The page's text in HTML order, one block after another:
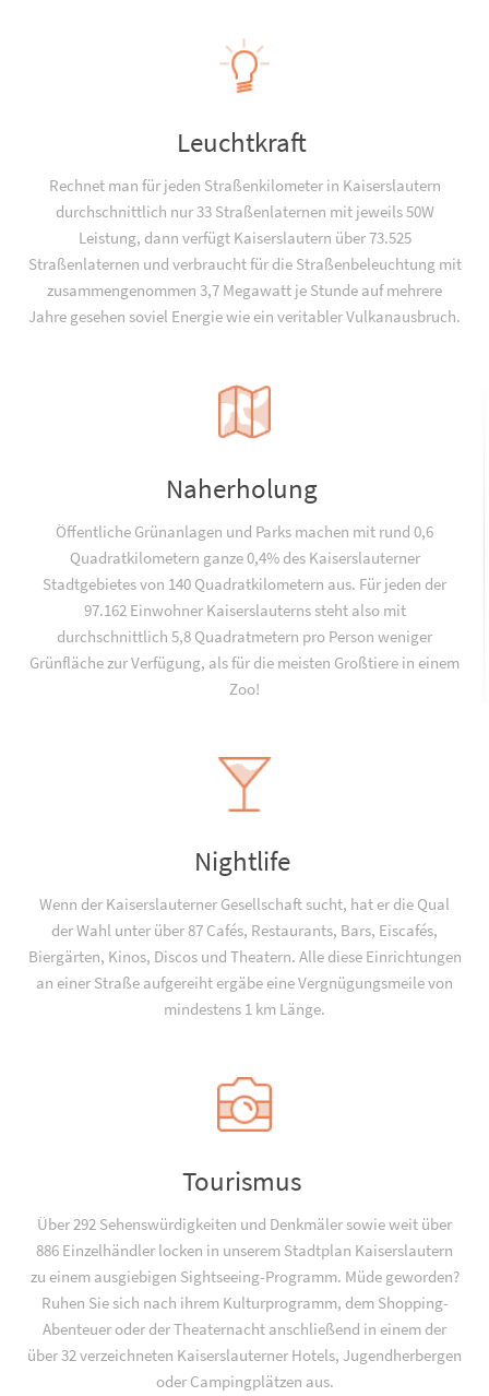
Leuchtkraft
Rechnet man für jeden Straßenkilometer in Kaiserslautern
durchschnittlich nur 33 Straßenlaternen mit jeweils 50W
Leistung, dann verfügt Kaiserslautern über 73.525
Straßenlaternen und verbraucht für die Straßenbeleuchtung mit
zusammengenommen 3,7 Megawatt je Stunde auf mehrere
Jahre gesehen soviel Energie wie ein veritabler Vulkanausbruch.
Naherholung
Öffentliche Grünanlagen und Parks machen mit rund 0,6
Quadratkilometern ganze 0,4% des Kaiserslauterner
Stadtgebietes von 140 Quadratkilometern aus. Für jeden der
97.162 Einwohner Kaiserslauterns steht also mit
durchschnittlich 5,8 Quadratmetern pro Person weniger
Grünfläche zur Verfügung, als für die meisten Großtiere in einem
Zoo!
Nightlife
Wenn der Kaiserslauterner Gesellschaft sucht, hat er die Qual
der Wahl unter über 87 Cafés, Restaurants, Bars, Eiscafés,
Biergärten, Kinos, Discos und Theatern. Alle diese Einrichtungen
an einer Straße aufgereiht ergäbe eine Vergnügungsmeile von
mindestens 1 km Länge.
Tourismus
Über 292 Sehenswürdigkeiten und Denkmäler sowie weit über
886 Einzelhändler locken in unserem Stadtplan Kaiserslautern
zu einem ausgiebigen Sightseeing-Programm. Müde geworden?
Ruhen Sie sich nach ihrem Kulturprogramm, dem Shopping-
Abenteuer oder der Theaternacht anschließend in einem der
über 32 verzeichneten Kaiserslauterner Hotels, Jugend­­herbergen
oder Campingplätzen aus.